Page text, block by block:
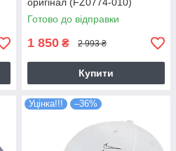
Готово до відправки
1 850 ₴ 2 993 ₴
Купити
Уцінка!!! –36%